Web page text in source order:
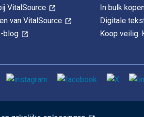
VitalSource
van VitalSource
blog
In bulk
Digitale
Koop veilig.